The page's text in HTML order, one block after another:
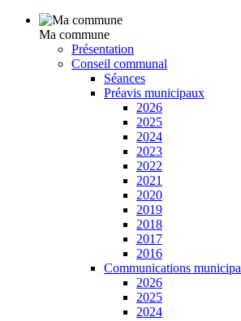
Ma commune
Présentation
Conseil communal
Séances
Préavis municipaux
2026
2025
2024
2023
2022
2021
2020
2019
2018
2017
2016
Communications
2026
2025
2024